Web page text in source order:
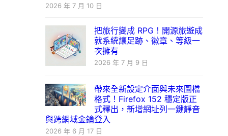
2026 年 7 月 10 日
把旅行變成 RPG！開源旅遊成
就系統讓足跡、徽章、等級一
次擁有
2026 年 7 月 9 日
帶來全新設定介面與未來圖檔
格式！Firefox 152 穩定版正
式釋出，新增網址列一鍵靜音
與跨網域金鑰登入
2026 年 6 月 17 日